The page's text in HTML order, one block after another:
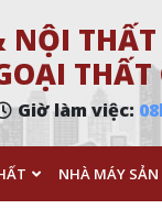
NỘI THẤT
THẤT
Giờ làm việc:
NHÀ MÁY